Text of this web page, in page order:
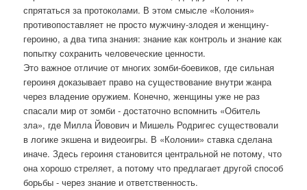
спрятаться за протоколами. В этом смысле «Колония»
противопоставляет не просто мужчину-злодея и женщину-
героиню, а два типа знания: знание как контроль и знание как
попытку сохранить человеческие ценности.
Это важное отличие от многих зомби-боевиков, где сильная
героиня доказывает право на существование внутри жанра
через владение оружием. Конечно, женщины уже не раз
спасали мир от зомби - достаточно вспомнить «Обитель
зла», где Милла Йовович и Мишель Родригес существовали
в логике экшена и видеоигры. В «Колонии» ставка сделана
иначе. Здесь героиня становится центральной не потому, что
она хорошо стреляет, а потому что предлагает другой способ
борьбы - через знание и ответственность.